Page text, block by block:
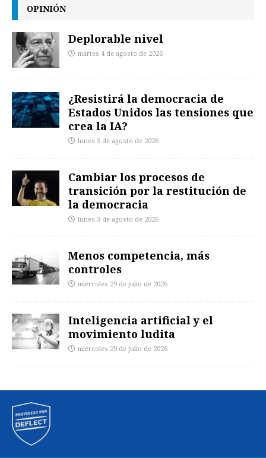
OPINIÓN
Deplorable nivel
martes 4 de agosto de 2026
¿Resistirá la democracia de
Estados Unidos las tensiones que
crea la IA?
lunes 3 de agosto de 2026
Cambiar los procesos de
transición por la restitución de
la democracia
lunes 3 de agosto de 2026
Menos competencia, más
controles
miércoles 29 de julio de 2026
Inteligencia artificial y el
movimiento ludita
miércoles 29 de julio de 2026